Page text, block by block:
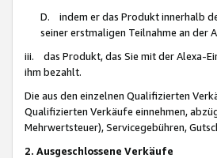
D. indem er das Produkt innerhalb
seiner erstmaligen Teilnahme an der
iii. das Produkt, das Sie mit der Alexa-
ihm bezahlt.
Die aus den einzelnen Qualifizierten
Qualifizierten Verkäufe einnehmen,
Mehrwertsteuer), Servicegebühren,
2. Ausgeschlossene Verkäufe